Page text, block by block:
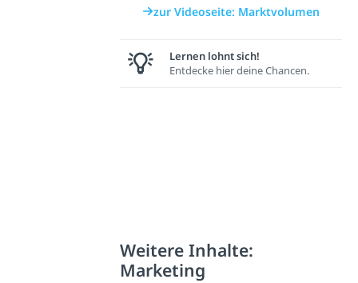
zur Videoseite: Marktvolumen
Lernen lohnt sich!
Entdecke hier deine Chancen.
Weitere Inhalte:
Marketing